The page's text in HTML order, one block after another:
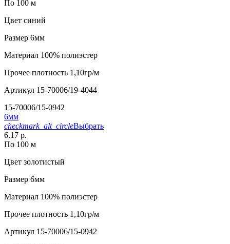
По 100 м
Цвет синий
Размер 6мм
Материал 100% полиэстер
Прочее плотность 1,10гр/м
Артикул 15-70006/19-4044
15-70006/15-0942
6мм
checkmark_alt_circleВыбрать
6.17 р.
По 100 м
Цвет золотистый
Размер 6мм
Материал 100% полиэстер
Прочее плотность 1,10гр/м
Артикул 15-70006/15-0942